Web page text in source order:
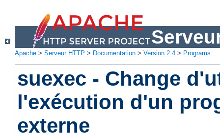
Apache > Serveur HTTP > Documentation > Version 2.4 > Programs
suexec - Change
l'exécution d'un
externe